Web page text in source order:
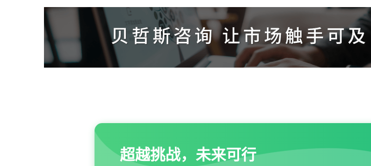
超越挑战，未来可行